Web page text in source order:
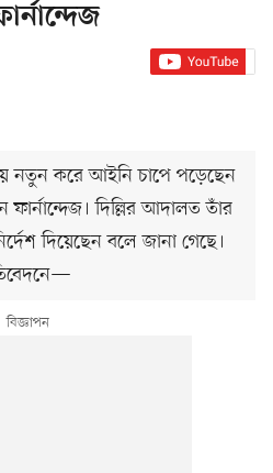
নতুন করে আইনি চাপে পড়েছেন
দিল্লির আদালত তাঁর
দিয়েছেন বলে জানা গেছে।